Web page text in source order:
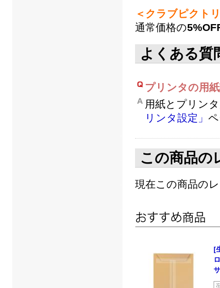
＜クラブピクト
通常価格の
よくある質
プリンタの用
用紙とプリン
リンタ設定」
この商品の
現在この商品の
[